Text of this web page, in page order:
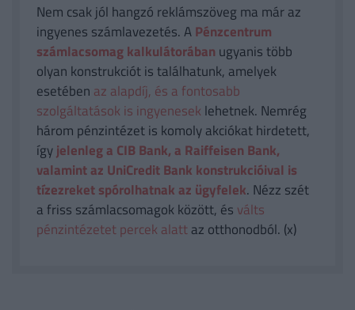
Nem csak jól hangzó reklámszöveg ma már az
ingyenes számlavezetés. APénzcentrum
számlacsomag kalkulátorában ugyanis több
olyan konstrukciót is találhatunk, amelyek
esetében az alapdíj, és a fontosabb
szolgáltatások is ingyenesek lehetnek. Nemrég
három pénzintézet is komoly akciókat hirdetett,
ígyjelenleg a CIB Bank, a Raiffeisen Bank,
valamint az UniCredit Bank konstrukcióival is
tízezreket spórolhatnak az ügyfelek. Nézz szét
a friss számlacsomagok között, és válts
pénzintézetet percek alattaz otthonodból. (x)